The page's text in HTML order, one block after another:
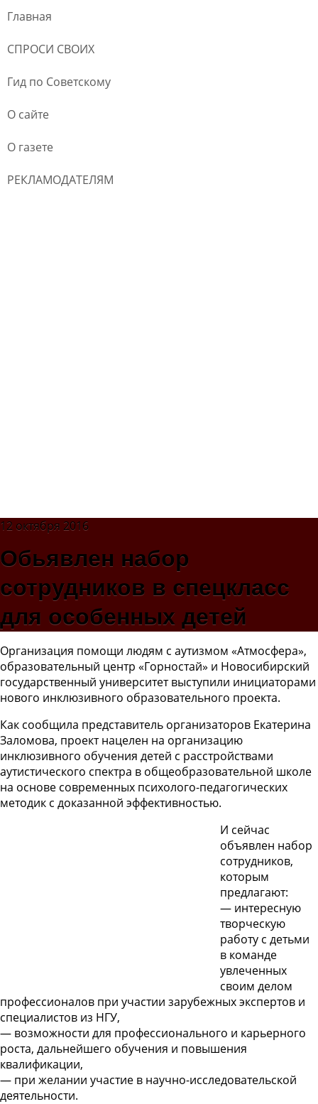
Главная
СПРОСИ СВОИХ
Гид по Советскому
О сайте
О газете
РЕКЛАМОДАТЕЛЯМ
12 октября 2016
Обьявлен набор
сотрудников в спецкласс
для особенных детей
Организация помощи людям с аутизмом «Атмосфера»,
образовательный центр «Горностай» и Новосибирский
государственный университет выступили инициаторами
нового инклюзивного образовательного проекта.
Как сообщила представитель организаторов Екатерина
Заломова, проект нацелен на организацию
инклюзивного обучения детей с расстройствами
аутистического спектра в общеобразовательной школе
на основе современных психолого-педагогических
методик с доказанной эффективностью.
И сейчас
объявлен набор
сотрудников,
которым
предлагают:
— интересную
творческую
работу с детьми
в команде
увлеченных
своим делом
профессионалов при участии зарубежных экспертов и
специалистов из НГУ,
— возможности для профессионального и карьерного
роста, дальнейшего обучения и повышения
квалификации,
— при желании участие в научно-исследовательской
деятельности.